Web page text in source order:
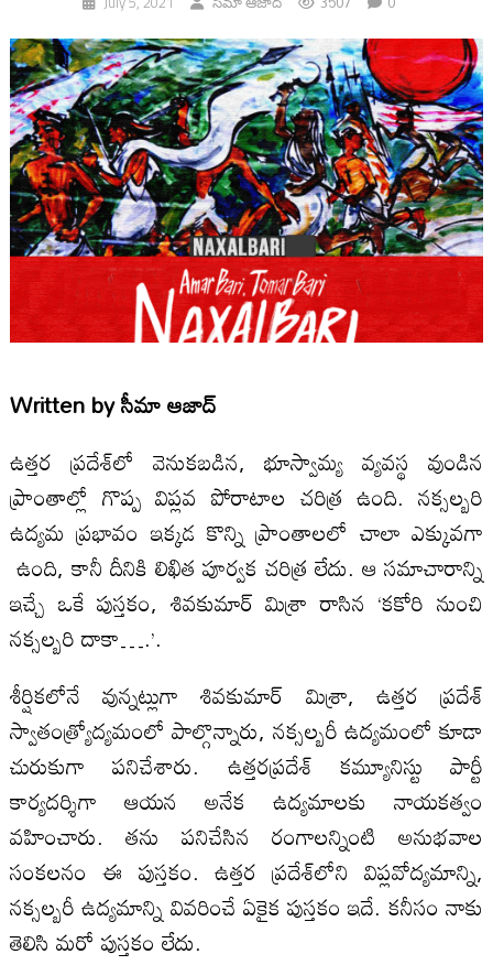
Written byసీమా ఆజాద్
ఉత్తర ప్రదేశ్‌లో వెనుకబడిన, భూస్వామ్య వ్యవస్థ వుండిన
ప్రాంతాల్లో గొప్ప విప్లవ పోరాటాల చరిత్ర ఉంది. నక్సల్బరి
ఉద్యమ ప్రభావం ఇక్కడ కొన్ని ప్రాంతాలలో చాలా ఎక్కువగా
ఉంది, కానీ దీనికి లిఖిత పూర్వక చరిత్ర లేదు. ఆ సమాచారాన్ని
ఇచ్చే ఒకే పుస్తకం, శివకుమార్ మిశ్రా రాసిన ‘కకోరి నుంచి
నక్సల్బరి దాకా….’.
శీర్షికలోనే వున్నట్లుగా శివకుమార్ మిశ్రా, ఉత్తర ప్రదేశ్
స్వాతంత్ర్యోద్యమంలో పాల్గొన్నారు, నక్సల్బరీ ఉద్యమంలో కూడా
చురుకుగా పనిచేశారు. ఉత్తరప్రదేశ్‌ కమ్యూనిస్టు పార్టీ
కార్యదర్శిగా ఆయన అనేక ఉద్యమాలకు నాయకత్వం
వహించారు. తను పనిచేసిన రంగాలన్నింటి అనుభవాల
సంకలనం ఈ పుస్తకం. ఉత్తర ప్రదేశ్‌లోని విప్లవోద్యమాన్ని,
నక్సల్బరీ ఉద్యమాన్ని వివరించే ఏకైక పుస్తకం ఇదే. కనీసం నాకు
తెలిసి మరో పుస్తకం లేదు.